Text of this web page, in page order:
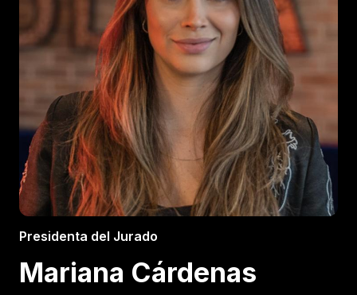
Presidenta del Jurado
Mariana Cárdenas